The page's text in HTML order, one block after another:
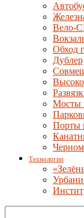
Вело-
Обход
Дублер
Мосты
Порты
Технологии